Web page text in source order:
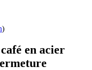
)
en acier